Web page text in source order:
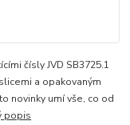
čísly JVD SB3725.1
a opakovaným
novinky umí vše, co od
popis